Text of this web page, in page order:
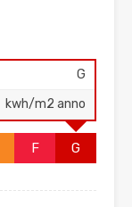
G
kwh/m2 anno
F G